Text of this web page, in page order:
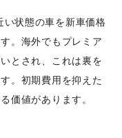
い状態の車を新車価格
。海外でもプレミア
とされ、これは裏を
。初期費用を抑えた
価値があります。